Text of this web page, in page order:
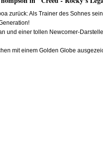
zurück: Als Trainer des Sohnes
und einer tollen Newcomer-
mit einem Golden Globe